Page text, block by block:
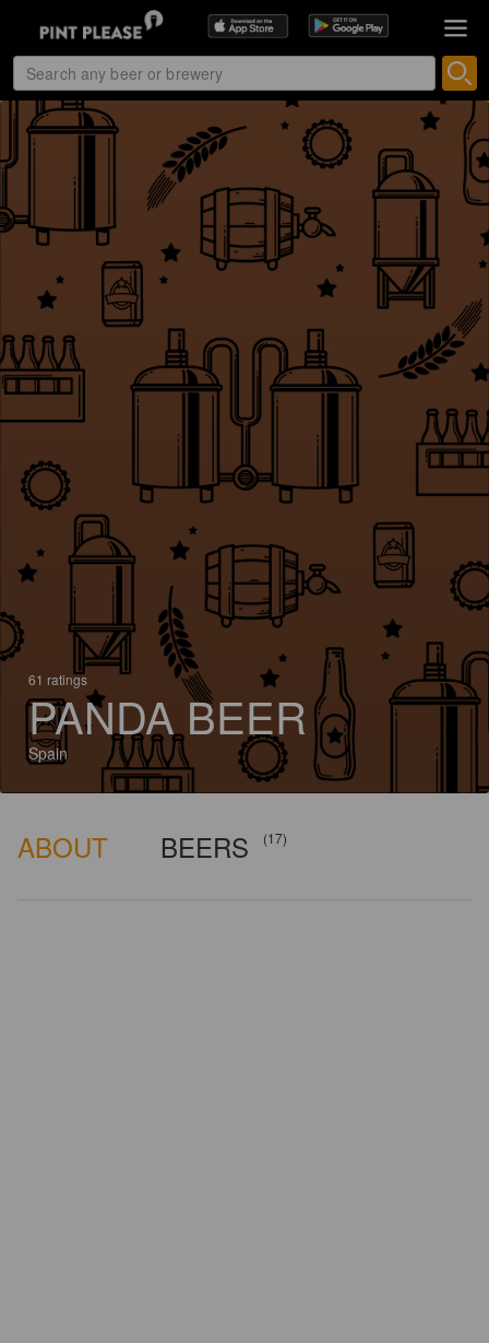
61 ratings
PANDA BEER
Spain
ABOUT BEERS (17)